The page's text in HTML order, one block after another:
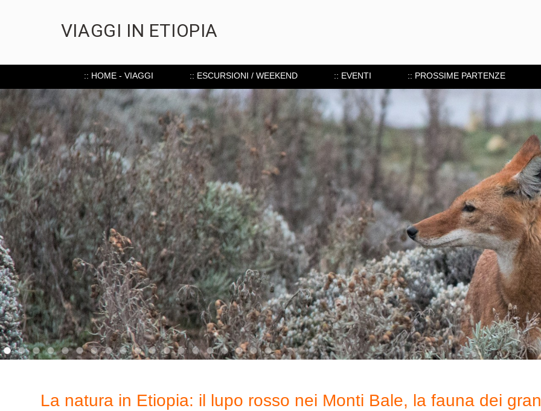
VIAGGI IN ETIOPIA
:: HOME - VIAGGI :: ESCURSIONI / WEEKEND :: EVENTI :: PROSSIME PARTENZE
La natura in Etiopia: il lupo rosso nei Monti Bale, la fauna dei